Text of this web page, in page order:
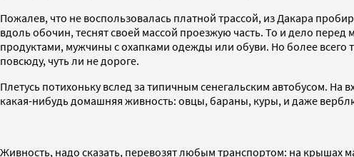
Пожалев, что не воспользовалась платной трассой, из Дакара
вдоль обочин, теснят своей массой проезжую часть. То и дело
продуктами, мужчины с охапками одежды или обуви. Но более
повсюду, чуть ли не дороге.
Плетусь потихоньку вслед за типичным сенегальским автобусом. На
какая-нибудь домашняя живность: овцы, бараны, куры, и даже
Живность, надо сказать, перевозят любым транспортом: на крышах